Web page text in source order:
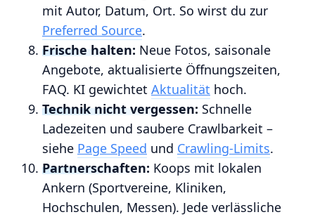
mit Autor, Datum, Ort. So wirst du zur
Preferred Source.
Frische halten: Neue Fotos, saisonale
Angebote, aktualisierte Öffnungszeiten,
FAQ. KI gewichtet Aktualität hoch.
Technik nicht vergessen: Schnelle
Ladezeiten und saubere Crawlbarkeit –
siehe Page Speed und Crawling‑Limits.
Partnerschaften: Koops mit lokalen
Ankern (Sportvereine, Kliniken,
Hochschulen, Messen). Jede verlässliche